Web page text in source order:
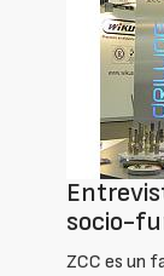
socio-
ZCC es un